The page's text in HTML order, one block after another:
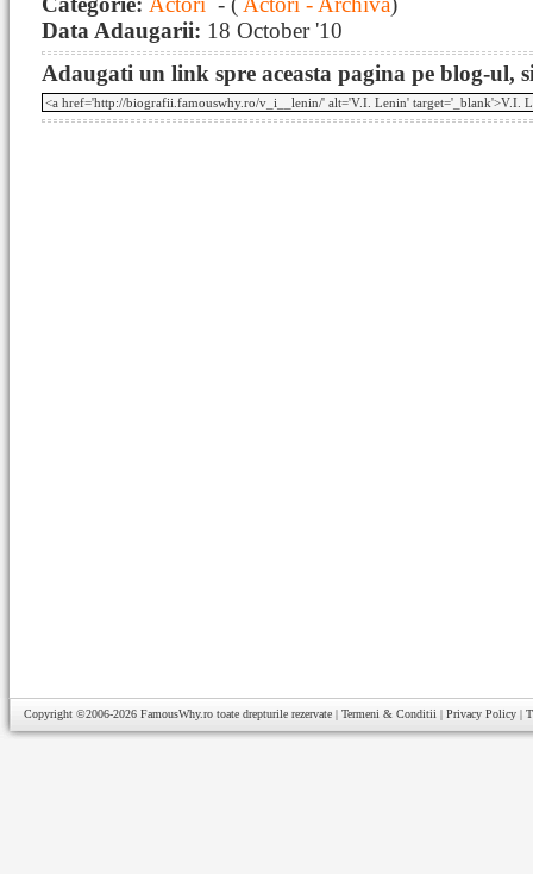
Data Adaugarii: 18 October '10
Adaugati un link spre aceasta pagina pe blog-ul,
Copyright ©2006-2026 FamousWhy.ro toate drepturile rezervate | Termeni & Conditii | Privacy Policy |